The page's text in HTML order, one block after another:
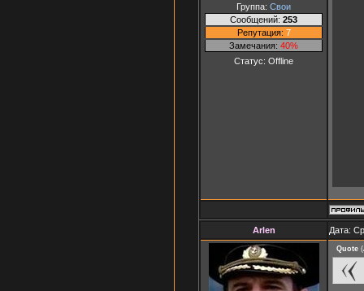
Группа: Свои
Сообщений: 253
Репутация: 7
Замечания: 40%
Статус: Offline
Arlen Дата:
Quote (